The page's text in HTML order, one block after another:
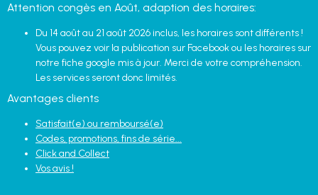
Attention congès en Août, adaption des horaires:
Du 14 août au 21 août 2026 inclus, les horaires sont différents !
Vous pouvez voir la publication sur Facebook ou les horaires sur
notre fiche google mis à jour. Merci de votre compréhension.
Les services seront donc limités.
Avantages clients
Satisfait(e) ou remboursé(e)
Codes, promotions, fins de série...
Click and Collect
Vos avis !